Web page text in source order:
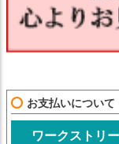
お支払いについて
ワークストリ